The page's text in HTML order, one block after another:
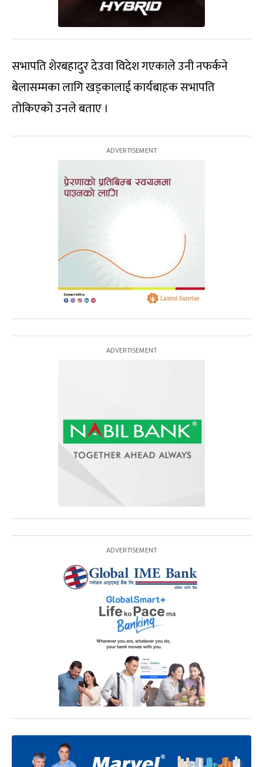
सभापति शेरबहादुर देउवा विदेश गएकाले उनी नफर्कने
बेलासम्मका लागि खड्कालाई कार्यबाहक सभापति
तोकिएको उनले बताए ।